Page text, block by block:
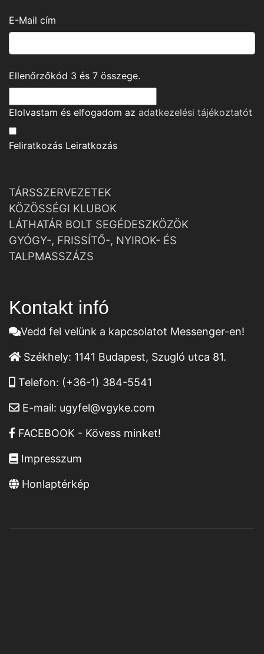
E-Mail cím
Ellenőrzőkód 3 és 7 összege.
Elolvastam és elfogadom az adatkezelési tájékoztatót
Feliratkozás Leiratkozás
TÁRSSZERVEZETEK
KÖZÖSSÉGI KLUBOK
LÁTHATÁR BOLT SEGÉDESZKÖZÖK
GYÓGY-, FRISSÍTŐ-, NYIROK- ÉS
TALPMASSZÁZS
Kontakt infó
Vedd fel velünk a kapcsolatot Messenger-en!
Székhely: 1141 Budapest, Szugló utca 81.
Telefon: (+36-1) 384-5541
E-mail: ugyfel@vgyke.com
FACEBOOK - Kövess minket!
Impresszum
Honlaptérkép